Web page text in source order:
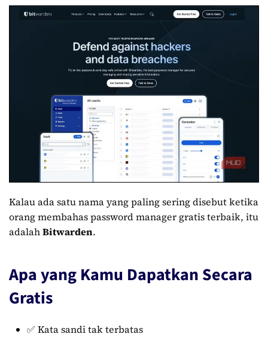
Kalau ada satu nama yang paling sering disebut ketika
orang membahas password manager gratis terbaik, itu
adalahBitwarden.
Apa yang Kamu Dapatkan Secara
Gratis
✅ Kata sandi tak terbatas